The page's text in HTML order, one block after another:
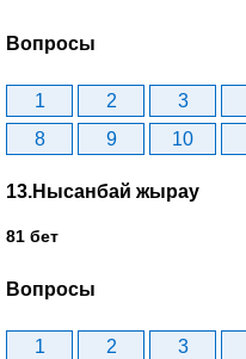
Вопросы
1 2 3
8
9 10
13.Нысанбай жырау
81 бет
Вопросы
1 2 3